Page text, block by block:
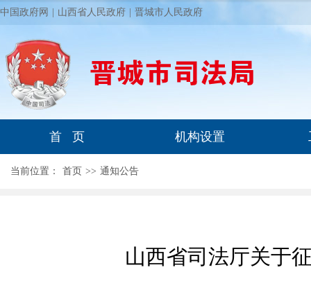
中国政府网 山西省人民政府 晋城市人民政府
首 页 机构设置
当前位置： 首页 >> 通知公告
山西省司法厅关于